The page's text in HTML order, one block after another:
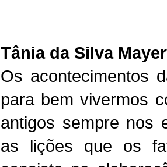
Tânia da Silva
Os acontecimentos
para bem vivermos
antigos sempre nos
as lições que os